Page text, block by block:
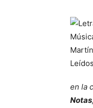
en la
Notas